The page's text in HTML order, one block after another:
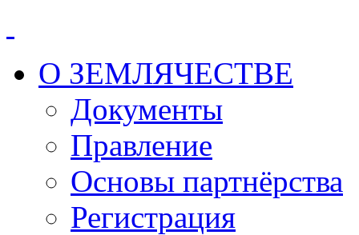
О ЗЕМЛЯЧЕСТВЕ
Документы
Правление
Основы партнёрства
Регистрация